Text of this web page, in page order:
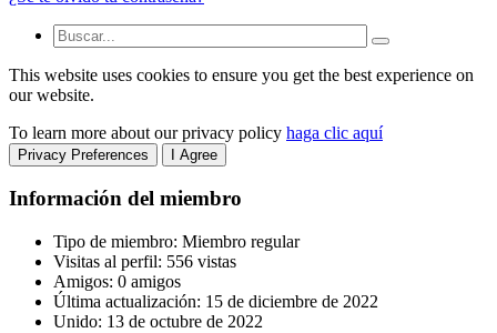
This website uses cookies to ensure you get the best experience on
our website.
To learn more about our privacy policy haga clic aquí
Privacy Preferences I Agree
Información del miembro
Tipo de miembro: Miembro regular
Visitas al perfil: 556 vistas
Amigos: 0 amigos
Última actualización: 15 de diciembre de 2022
Unido: 13 de octubre de 2022